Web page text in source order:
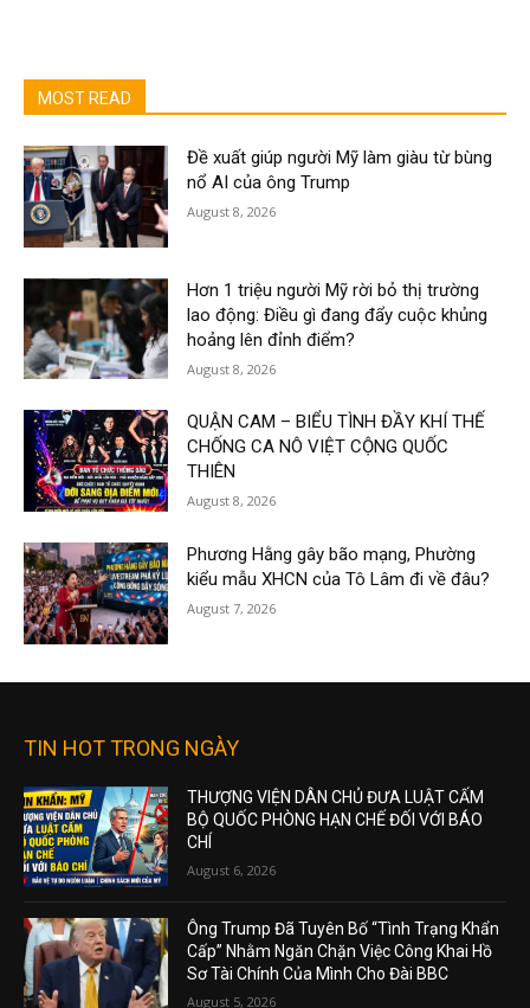
MOST READ
Đề xuất giúp người Mỹ làm giàu từ bùng
nổ AI của ông Trump
August 8, 2026
Hơn 1 triệu người Mỹ rời bỏ thị trường
lao động: Điều gì đang đẩy cuộc khủng
hoảng lên đỉnh điểm?
August 8, 2026
QUẬN CAM – BIỂU TÌNH ĐẦY KHÍ THẾ
CHỐNG CA NÔ VIỆT CỘNG QUỐC
THIÊN
August 8, 2026
Phương Hằng gây bão mạng, Phường
kiểu mẫu XHCN của Tô Lâm đi về đâu?
August 7, 2026
TIN HOT TRONG NGÀY
THƯỢNG VIỆN DÂN CHỦ ĐƯA LUẬT CẤM
BỘ QUỐC PHÒNG HẠN CHẾ ĐỐI VỚI BÁO
CHÍ
August 6, 2026
Ông Trump Đã Tuyên Bố “Tình Trạng Khẩn
Cấp” Nhằm Ngăn Chặn Việc Công Khai Hồ
Sơ Tài Chính Của Mình Cho Đài BBC
August 5, 2026